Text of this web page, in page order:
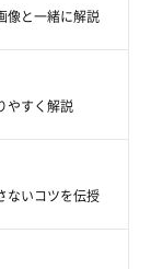
像と一緒に解説
やすく解説
ないコツを伝授